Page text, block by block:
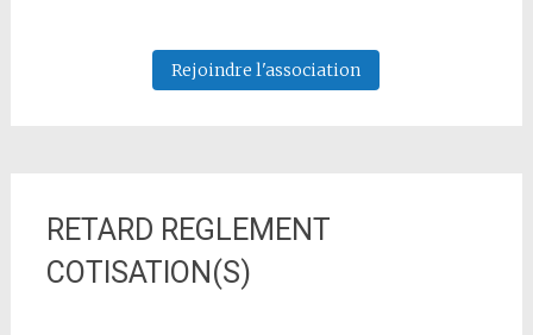
Rejoindre l'association
RETARD REGLEMENT
COTISATION(S)